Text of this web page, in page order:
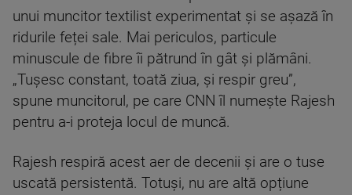
unui muncitor textilist experimentat și se așază în
ridurile feței sale. Mai periculos, particule
minuscule de fibre îi pătrund în gât și plămâni.
„Tușesc constant, toată ziua, și respir greu”,
spune muncitorul, pe care CNN îl numește Rajesh
pentru a-i proteja locul de muncă.
Rajesh respiră acest aer de decenii și are o tuse
uscată persistentă. Totuși, nu are altă opțiune